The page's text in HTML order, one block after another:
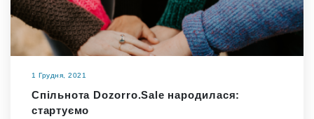
1 Грудня, 2021
Спільнота Dozorro.Sale народилася:
стартуємо